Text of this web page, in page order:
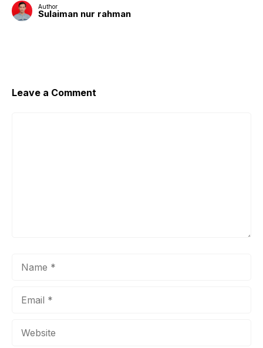
Author
Sulaiman nur rahman
Leave a Comment